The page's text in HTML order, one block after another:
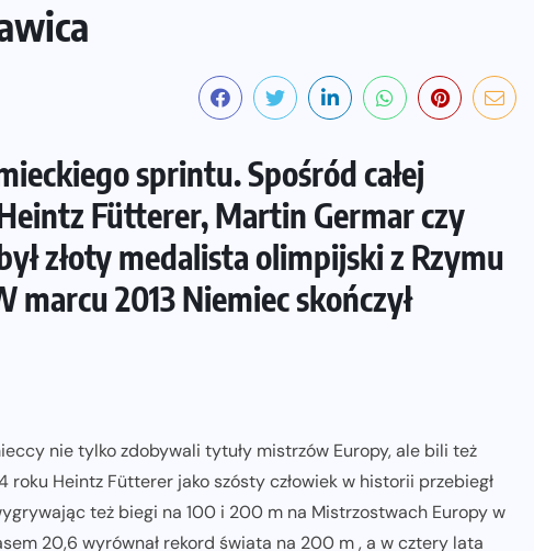
sprintu. Spośród całej
Fütterer, Martin Germar czy
złoty medalista olimpijski z Rzymu
2013 Niemiec skończył
nie tylko zdobywali tytuły mistrzów Europy, ale bili też
Heintz Fütterer jako szósty człowiek w historii przebiegł
też biegi na 100 i 200 m na Mistrzostwach Europy w
20,6 wyrównał rekord świata na 200 m , a w cztery lata